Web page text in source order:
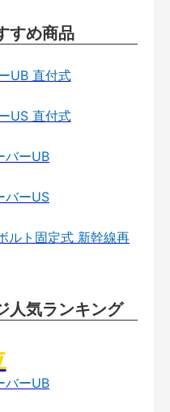
すめ商品
UB 直付式
US 直付式
バーUB
バーUS
ルト固定式 新幹線再
人気ランキング
バーUB